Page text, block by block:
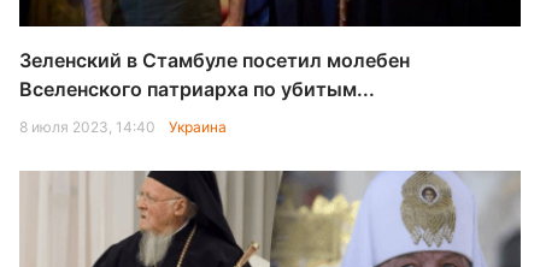
Зеленский в Стамбуле посетил молебен
Вселенского патриарха по убитым...
8 июля 2023, 14:40 Украина